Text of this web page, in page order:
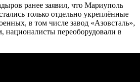
ранее заявил, что Мариуполь
только отдельно укреплённые
в том числе завод «Азовсталь»,
националисты переоборудовали в